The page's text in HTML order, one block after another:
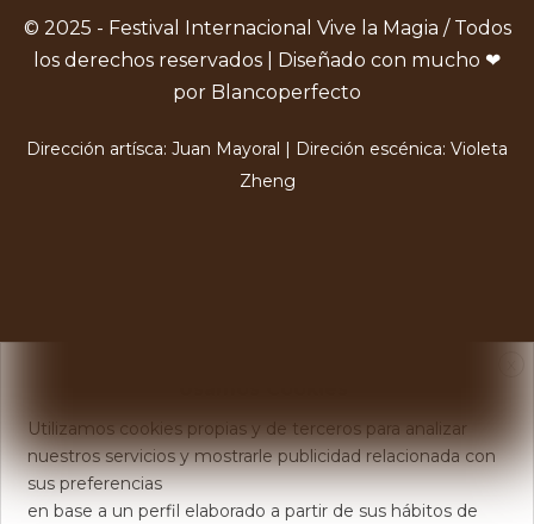
© 2025 - Festival Internacional Vive la Magia / Todos
los derechos reservados | Diseñado con mucho ❤
por Blancoperfecto
Dirección artísca: Juan Mayoral | Direción escénica: Violeta
Zheng
Utilizamos cookies propias y de terceros para analizar
nuestros servicios y mostrarle publicidad relacionada con
sus preferencias
en base a un perfil elaborado a partir de sus hábitos de